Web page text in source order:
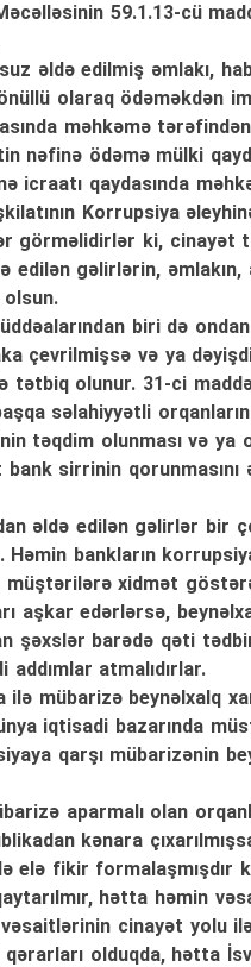
59.1.13-cü
əldə edilmiş əmlakı,
olaraq ödəməkdən
məhkəmə
nəfinə ödəmə mülki
icraatı qaydasında
Korrupsiya
görməlidirlər ki, cinayət
edilən gəlirlərin,
biri də
çevrilmişsə və ya
tətbiq olunur. 31-ci
səlahiyyətli
təqdim olunması və ya
sirrinin
əldə edilən gəlirlər bir
Həmin bankların
müştərilərə xidmət
aşkar edərlərsə,
şəxslər barədə qəti
addımlar atmalıdırlar.
ilə mübarizə beynəlxalq
iqtisadi bazarında
qarşı mübarizənin
aparmalı olan
kənara
elə fikir formalaşmışdır
hətta həmin
cinayət yolu
qərarları olduqda, hətta